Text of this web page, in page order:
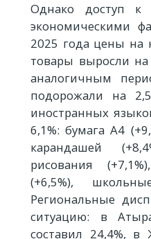
Однако доступ к
экономическими
2025 года цены на
товары выросли
аналогичным
подорожали на
иностранных
6,1%: бумага А4
карандашей
рисования
(+6,5%),
Региональные
ситуацию: в
составил 24,4%, в